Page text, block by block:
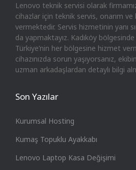
Lenovo teknik servisi olarak
cihazlar için teknik servis, onarım ve
vermektedir. Servis hizmetinin yanı
da yapmaktayız. Kadıköy
Türkiye’nin her bölgesine hizmet
cihazınızda sorun yaşıyorsanız,
uzman arkadaşlardan detaylı bilgi
Son Yazılar
Kurumsal Hosting
Kumaş Topuklu Ayakkabı
Lenovo Laptop Kasa Değişimi